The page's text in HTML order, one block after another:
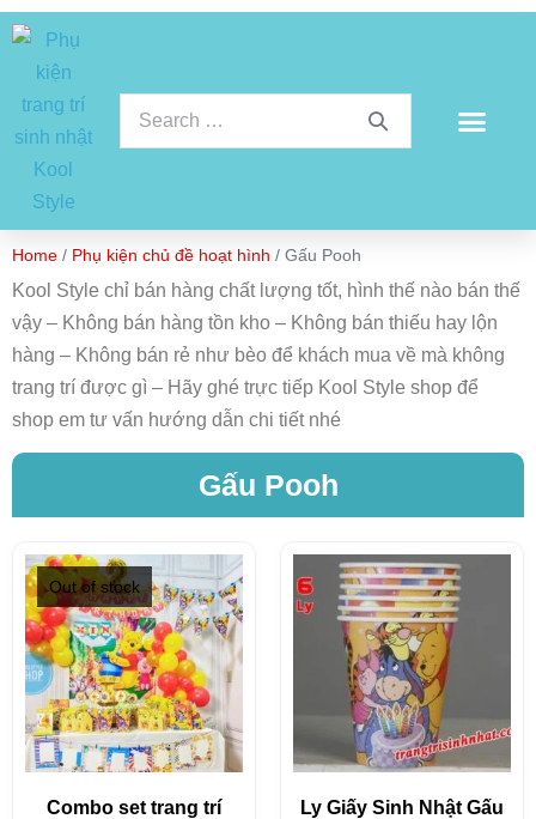
Home / Phụ kiện chủ đề hoạt hình / Gấu Pooh
Kool Style chỉ bán hàng chất lượng tốt, hình thế nào bán thế
vậy – Không bán hàng tồn kho – Không bán thiếu hay lộn
hàng – Không bán rẻ như bèo để khách mua về mà không
trang trí được gì – Hãy ghé trực tiếp Kool Style shop để
shop em tư vấn hướng dẫn chi tiết nhé
Gấu Pooh
Out of stock
Combo set trang trí
Ly Giấy Sinh Nhật Gấu